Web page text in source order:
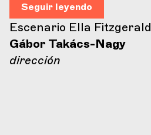
Seguir leyendo
Escenario Ella Fitzgerald
Gábor Takács-Nagy
dirección